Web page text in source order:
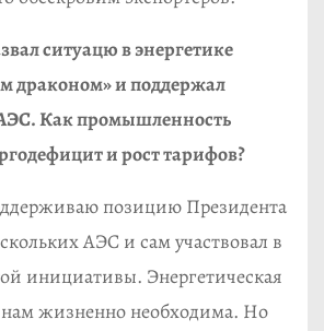
ситуацю в энергетике
драконом» и поддержал
АЭС. Как промышленность
и рост тарифов?
позицию Президента
АЭС и сам участвовал в
инициативы. Энергетическая
нам жизненно необходима. Но